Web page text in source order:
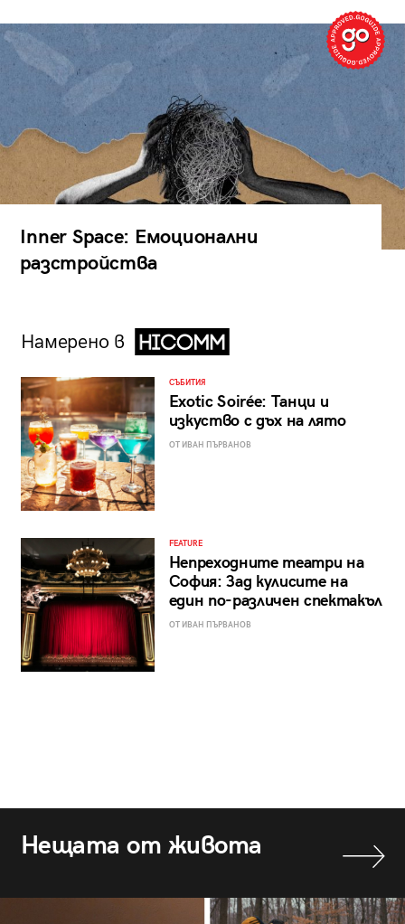
Inner Space: Емоционални
разстройства
Намерено в
СЪБИТИЯ
Exotic Soirée: Танци и
изкуство с дъх на лято
ОТ ИВАН ПЪРВАНОВ
FEATURE
Непреходните театри на
София: Зад кулисите на
един по-различен спектакъл
ОТ ИВАН ПЪРВАНОВ
Нещата от живота